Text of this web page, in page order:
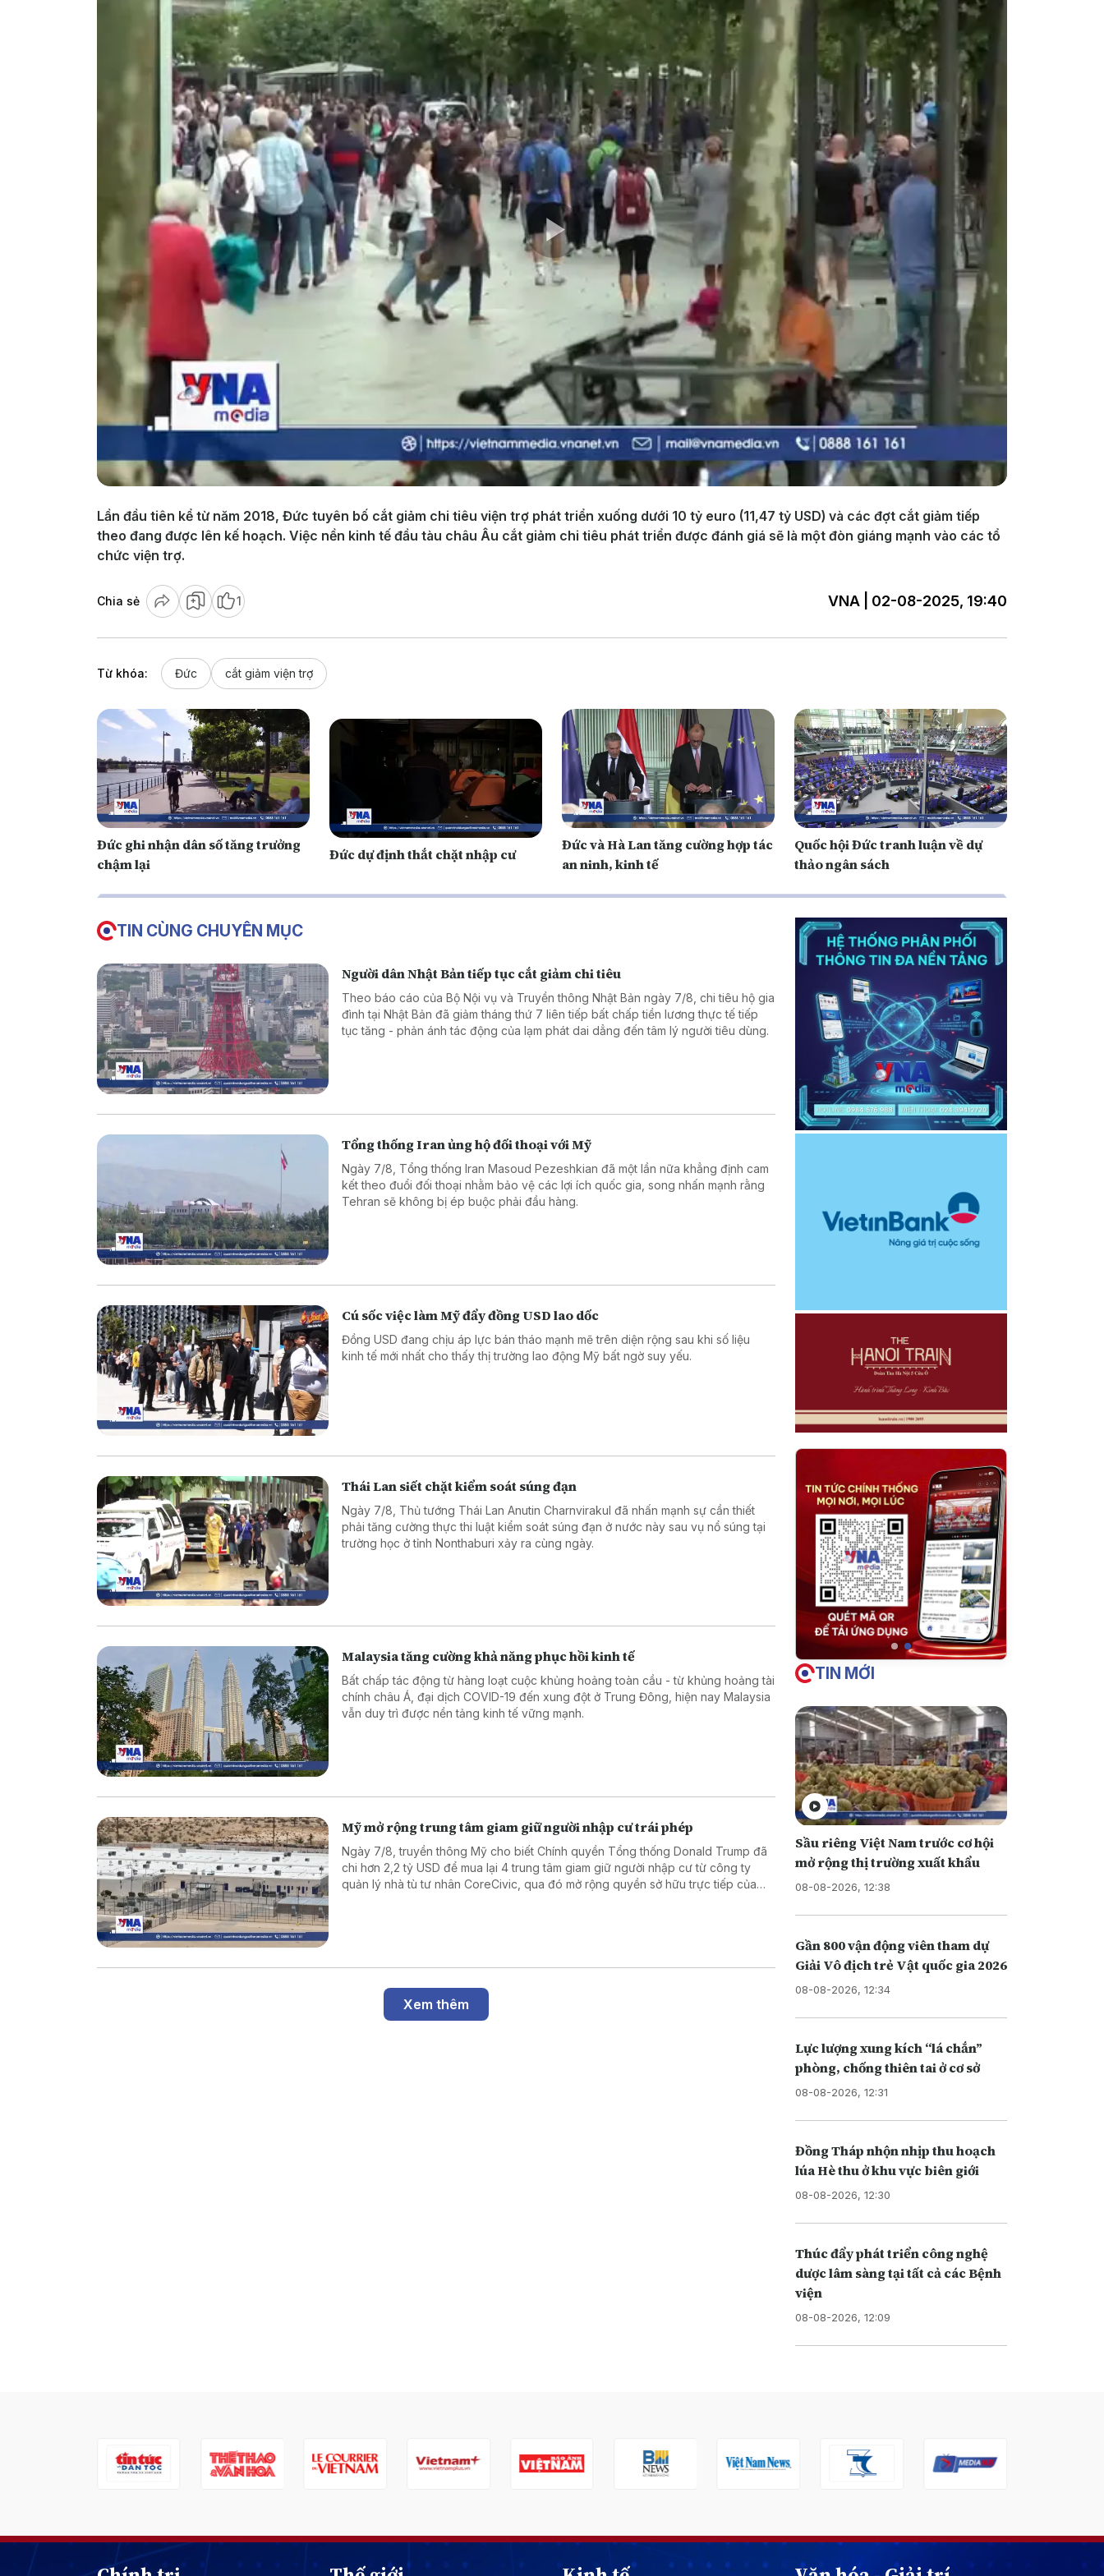
Play
Video
Lần đầu tiên kể từ năm 2018, Đức tuyên bố cắt giảm chi tiêu viện trợ phát triển xuống dưới 10 tỷ euro (11,47 tỷ USD) và các đợt cắt giảm tiếp
theo đang được lên kế hoạch. Việc nền kinh tế đầu tàu châu Âu cắt giảm chi tiêu phát triển được đánh giá sẽ là một đòn giáng mạnh vào các tổ
chức viện trợ.
Chia sẻ 1 VNA | 02-08-2025, 19:40
Từ khóa: Đức cắt giảm viện trợ
Đức ghi nhận dân số tăng trưởng
chậm lại
Đức dự định thắt chặt nhập cư
Đức và Hà Lan tăng cường hợp tác
an ninh, kinh tế
Quốc hội Đức tranh luận về dự
thảo ngân sách
TIN CÙNG CHUYÊN MỤC
Người dân Nhật Bản tiếp tục cắt giảm chi tiêu
Theo báo cáo của Bộ Nội vụ và Truyền thông Nhật Bản ngày 7/8, chi tiêu hộ gia
đình tại Nhật Bản đã giảm tháng thứ 7 liên tiếp bất chấp tiền lương thực tế tiếp
tục tăng - phản ánh tác động của lạm phát dai dẳng đến tâm lý người tiêu dùng.
Tổng thống Iran ủng hộ đối thoại với Mỹ
Ngày 7/8, Tổng thống Iran Masoud Pezeshkian đã một lần nữa khẳng định cam
kết theo đuổi đối thoại nhằm bảo vệ các lợi ích quốc gia, song nhấn mạnh rằng
Tehran sẽ không bị ép buộc phải đầu hàng.
Cú sốc việc làm Mỹ đẩy đồng USD lao dốc
Đồng USD đang chịu áp lực bán tháo mạnh mẽ trên diện rộng sau khi số liệu
kinh tế mới nhất cho thấy thị trường lao động Mỹ bất ngờ suy yếu.
Thái Lan siết chặt kiểm soát súng đạn
Ngày 7/8, Thủ tướng Thái Lan Anutin Charnvirakul đã nhấn mạnh sự cần thiết
phải tăng cường thực thi luật kiểm soát súng đạn ở nước này sau vụ nổ súng tại
trường học ở tỉnh Nonthaburi xảy ra cùng ngày.
Malaysia tăng cường khả năng phục hồi kinh tế
Bất chấp tác động từ hàng loạt cuộc khủng hoảng toàn cầu - từ khủng hoảng tài
chính châu Á, đại dịch COVID-19 đến xung đột ở Trung Đông, hiện nay Malaysia
vẫn duy trì được nền tảng kinh tế vững mạnh.
Mỹ mở rộng trung tâm giam giữ người nhập cư trái phép
Ngày 7/8, truyền thông Mỹ cho biết Chính quyền Tổng thống Donald Trump đã
chi hơn 2,2 tỷ USD để mua lại 4 trung tâm giam giữ người nhập cư từ công ty
quản lý nhà tù tư nhân CoreCivic, qua đó mở rộng quyền sở hữu trực tiếp của
Xem thêm
TIN MỚI
Sầu riêng Việt Nam trước cơ hội
mở rộng thị trường xuất khẩu
08-08-2026, 12:38
Gần 800 vận động viên tham dự
Giải Vô địch trẻ Vật quốc gia 2026
08-08-2026, 12:34
Lực lượng xung kích “lá chắn”
phòng, chống thiên tai ở cơ sở
08-08-2026, 12:31
Đồng Tháp nhộn nhịp thu hoạch
lúa Hè thu ở khu vực biên giới
08-08-2026, 12:30
Thúc đẩy phát triển công nghệ
dược lâm sàng tại tất cả các Bệnh
viện
08-08-2026, 12:09